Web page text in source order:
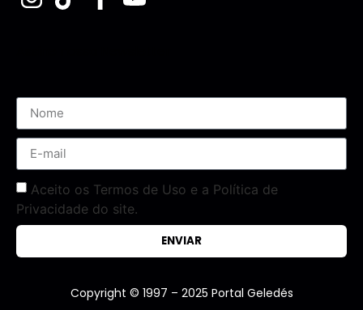
Aceito os Termos de Uso e a Política de
Privacidade do site.
ENVIAR
Copyright © 1997 – 2025 Portal Geledés